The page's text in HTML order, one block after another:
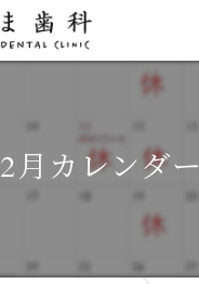
2月カレンダー